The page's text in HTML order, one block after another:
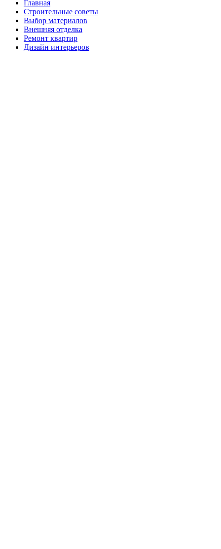
Главная
Строительные советы
Выбор материалов
Внешняя отделка
Ремонт квартир
Дизайн интерьеров